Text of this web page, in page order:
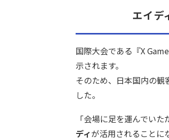
エイデ
国際大会である『X
示されます。
そのため、日本国内の観
した。
「会場に足を運んでい
ディが活用されることに